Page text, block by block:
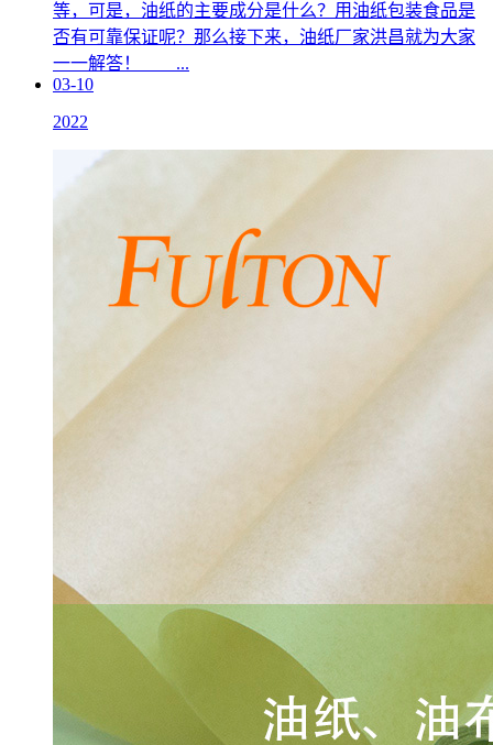
等，可是，油纸的主要成分是什么？用油纸包装食品是
否有可靠保证呢？那么接下来，油纸厂家洪昌就为大家
一一解答！ ...
03-10
2022